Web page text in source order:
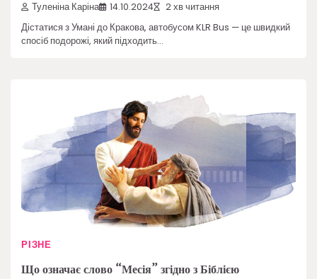
Туленіна Каріна 14.10.2024 2 хв читання
Дістатися з Умані до Кракова, автобусом KLR Bus — це швидкий
спосіб подорожі, який підходить…
РІЗНЕ
Що означає слово “Месія” згідно з Біблією